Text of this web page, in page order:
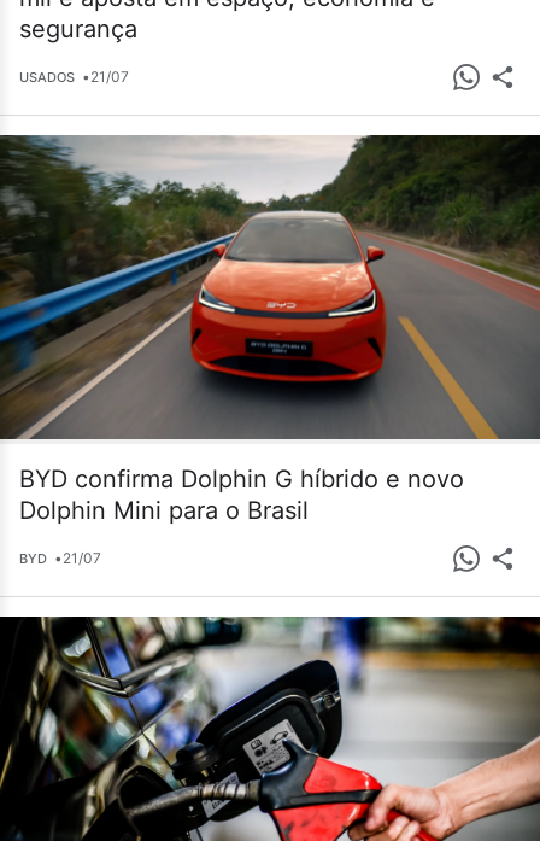
segurança
USADOS •21/07
BYD confirma Dolphin G híbrido e novo
Dolphin Mini para o Brasil
BYD •21/07